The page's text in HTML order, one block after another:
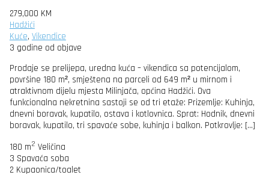
279,000 KM
Hadžići
Kuće, Vikendice
3 godine od objave
Prodaje se prelijepa, uredna kuća – vikendica sa potencijalom,
površine 180 m², smještena na parceli od 649 m² u mirnom i
atraktivnom dijelu mjesta Milinjača, općina Hadžići. Ova
funkcionalna nekretnina sastoji se od tri etaže: Prizemlje: Kuhinja,
dnevni boravak, kupatilo, ostava i kotlovnica. Sprat: Hodnik, dnevni
boravak, kupatilo, tri spavaće sobe, kuhinja i balkon. Potkrovlje: […]
180 m2 Veličina
3 Spavaća soba
2 Kupaonica/toalet